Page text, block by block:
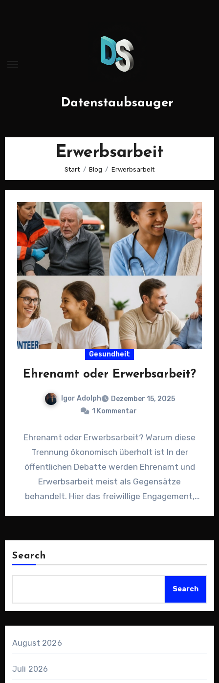
Datenstaubsauger
Erwerbsarbeit
Start Blog Erwerbsarbeit
Gesundheit
Ehrenamt oder Erwerbsarbeit?
Igor Adolph
Dezember 15, 2025
1 Kommentar
Ehrenamt oder Erwerbsarbeit? Warum diese
Trennung ökonomisch überholt ist In der
öffentlichen Debatte werden Ehrenamt und
Erwerbsarbeit meist als Gegensätze
behandelt. Hier das freiwillige Engagement,
Search
Search
August 2026
Juli 2026